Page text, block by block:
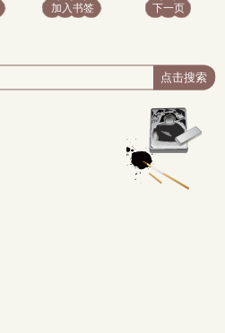
加入书签 下一页